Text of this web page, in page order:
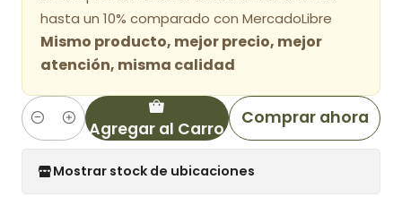
hasta un 10% comparado con MercadoLibre
Mismo producto, mejor precio, mejor
atención, misma calidad
Cantidad Agregar al Carro
Comprar ahora
Mostrar stock de ubicaciones